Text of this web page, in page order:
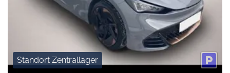
Standort Zentrallager